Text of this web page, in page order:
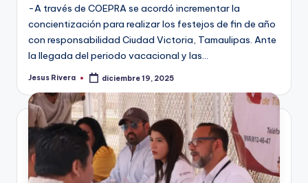
-A través de COEPRA se acordó incrementar la
concientización para realizar los festejos de fin de año
con responsabilidad Ciudad Victoria, Tamaulipas. Ante
la llegada del periodo vacacional y las…
Publicado
Jesus Rivera diciembre 19, 2025